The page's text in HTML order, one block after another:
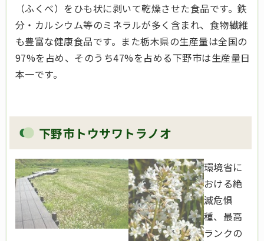
（ふくべ）をひも状に剥いて乾燥させた食品です。鉄
分・カルシウム等のミネラルが多く含まれ、食物繊維
も豊富な健康食品です。また栃木県の生産量は全国の
97%を占め、そのうち47%を占める下野市は生産量日
本一です。
下野市トウサワトラノオ
環境省に
おける絶
滅危惧
種、最高
ランクの